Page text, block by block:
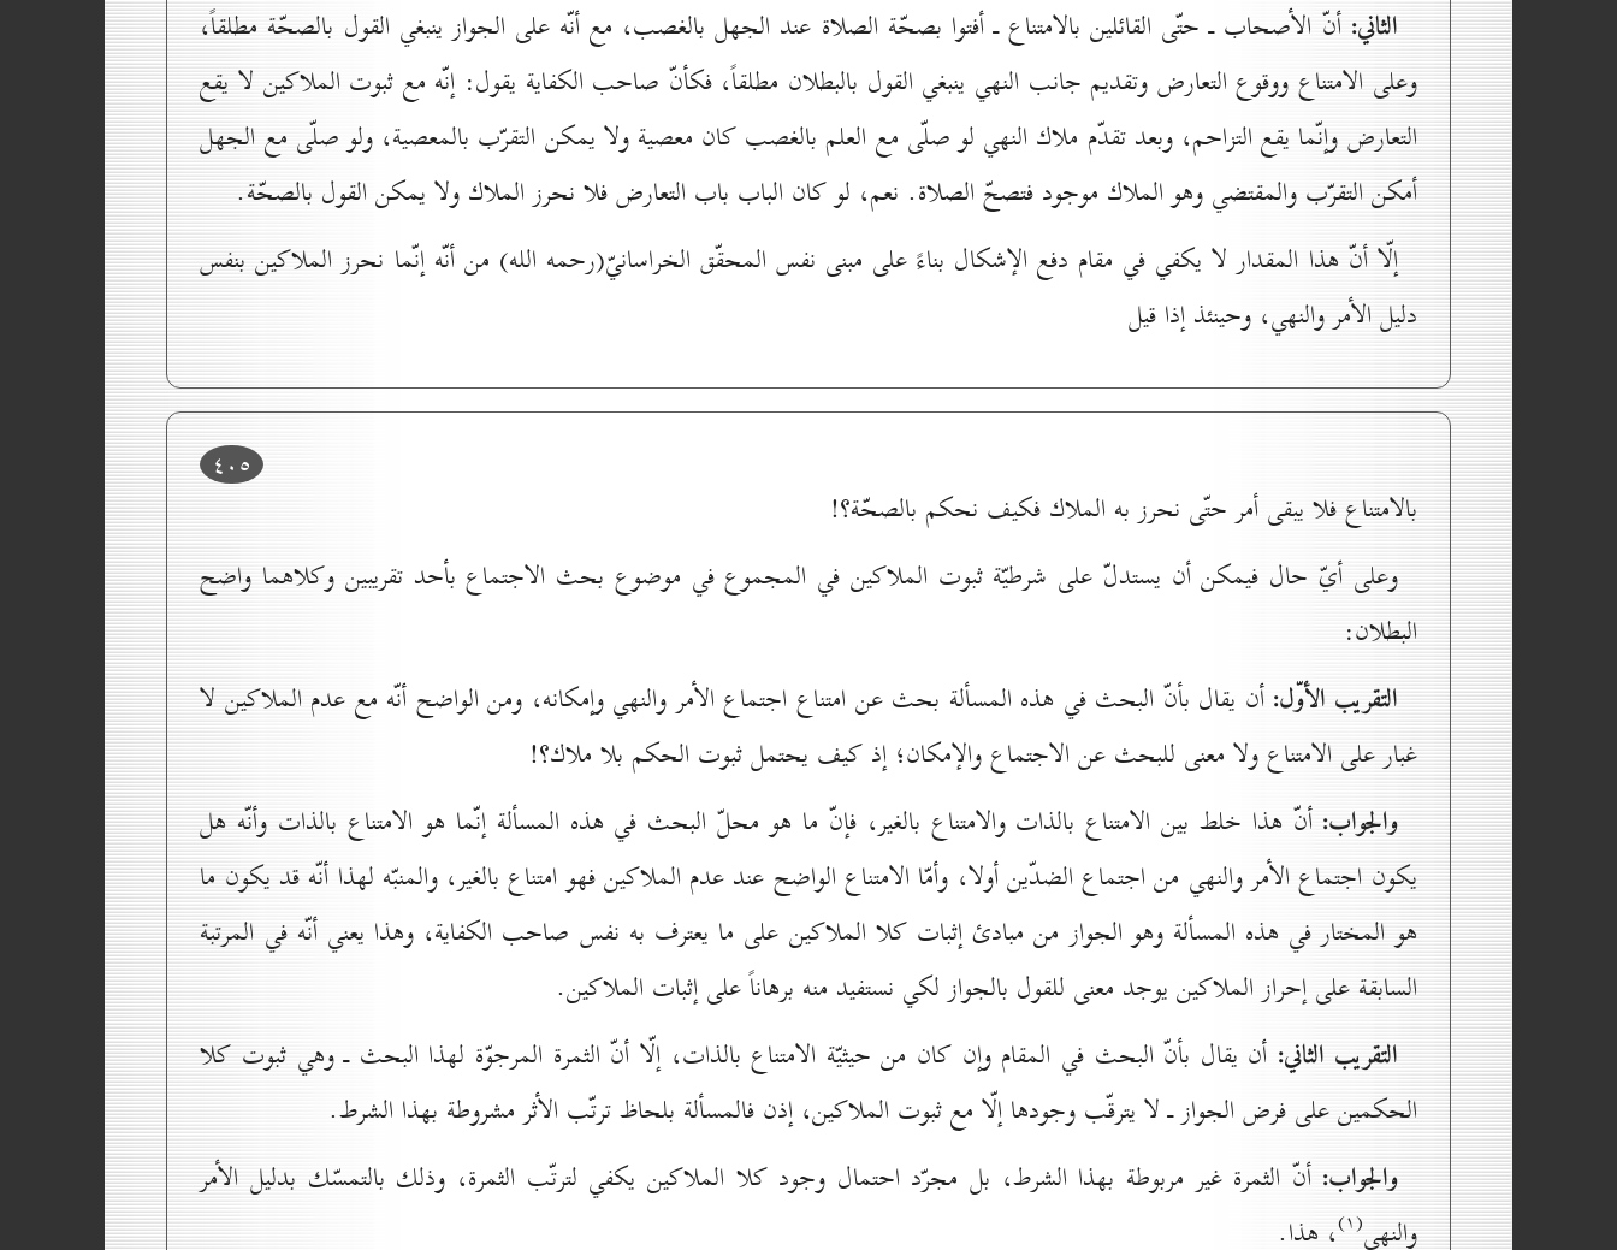
الثاني: أنّ الأصحاب ـ حتّى القائلين بالامتناع ـ أفتوا بصحّة الصلاة عند الجهل بالغصب، مع أنّه على الجواز ينبغي القول بالصحّة مطلقاً،
وعلى الامتناع ووقوع التعارض وتقديم جانب النهي ينبغي القول بالبطلان مطلقاً، فكأنّ صاحب الكفاية يقول: إنّه مع ثبوت الملاكين لا يقع
التعارض وإنّما يقع التزاحم، وبعد تقدّم ملاك النهي لو صلّى مع العلم بالغصب كان معصية ولا يمكن التقرّب بالمعصية، ولو صلّى مع الجهل
أمكن التقرّب والمقتضي وهو الملاك موجود فتصحّ الصلاة. نعم، لو كان الباب باب التعارض فلا نحرز الملاك ولا يمكن القول بالصحّة.
إلّا أنّ هذا المقدار لا يكفي في مقام دفع الإشكال بناءً على مبنى نفس المحقّق الخراسانيّ(رحمه الله) من أنّه إنّما نحرز الملاكين بنفس
دليل الأمر والنهي، وحينئذ إذا قيل
٤٠٥
بالامتناع فلا يبقى أمر حتّى نحرز به الملاك فكيف نحكم بالصحّة؟!
وعلى أيّ حال فيمكن أن يستدلّ على شرطيّة ثبوت الملاكين في المجموع في موضوع بحث الاجتماع بأحد تقريبين وكلاهما واضح
البطلان:
التقريب الأوّل: أن يقال بأنّ البحث في هذه المسألة بحث عن امتناع اجتماع الأمر والنهي وإمكانه، ومن الواضح أنّه مع عدم الملاكين لا
غبار على الامتناع ولا معنى للبحث عن الاجتماع والإمكان؛ إذ كيف يحتمل ثبوت الحكم بلا ملاك؟!
والجواب:أنّ هذا خلط بين الامتناع بالذات والامتناع بالغير، فإنّ ما هو محلّ البحث في هذه المسألة إنّما هو الامتناع بالذات وأنّه هل
يكون اجتماع الأمر والنهي من اجتماع الضدّين أولا، وأمّا الامتناع الواضح عند عدم الملاكين فهو امتناع بالغير، والمنبّه لهذا أنّه قد يكون ما
هو المختار في هذه المسألة وهو الجواز من مبادئ إثبات كلا الملاكين على ما يعترف به نفس صاحب الكفاية، وهذا يعني أنّه في المرتبة
السابقة على إحراز الملاكين يوجد معنى للقول بالجواز لكي نستفيد منه برهاناً على إثبات الملاكين.
التقريب الثاني: أن يقال بأنّ البحث في المقام وإن كان من حيثيّة الامتناع بالذات، إلّا أنّ الثمرة المرجوّة لهذا البحث ـ وهي ثبوت كلا
الحكمين على فرض الجواز ـ لا يترقّب وجودها إلّا مع ثبوت الملاكين، إذن فالمسألة بلحاظ ترتّب الأثر مشروطة بهذا الشرط.
والجواب:أنّ الثمرة غير مربوطة بهذا الشرط، بل مجرّد احتمال وجود كلا الملاكين يكفي لترتّب الثمرة، وذلك بالتمسّك بدليل الأمر
والنهي(۱) ، هذا.